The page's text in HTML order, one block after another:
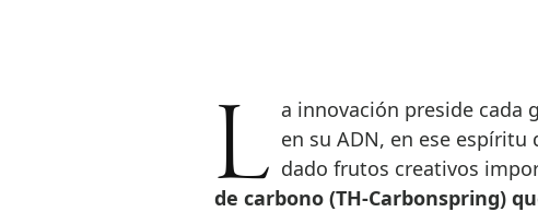
La innovación preside cada gesto, cada movimiento de TAG Heuer; está en su ADN, en ese
dado frutos creativos
de carbono (TH-Carbonspring)